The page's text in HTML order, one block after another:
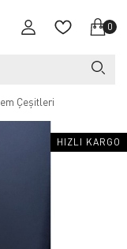
0
Çeşitleri
HIZLI KARGO